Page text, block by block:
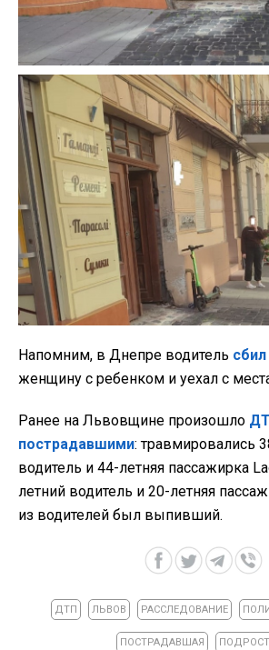
Напомним, в Днепре водитель
женщину с ребенком и уехал с
Ранее на Львовщине произошло
пострадавшими: травмировались
водитель и 44-летняя пассажирка
летний водитель и 20-летняя
из водителей был выпивший.
ДТП ЛЬВОВ РАССЛЕДОВАНИЕ
ПОСТРАДАВШАЯ